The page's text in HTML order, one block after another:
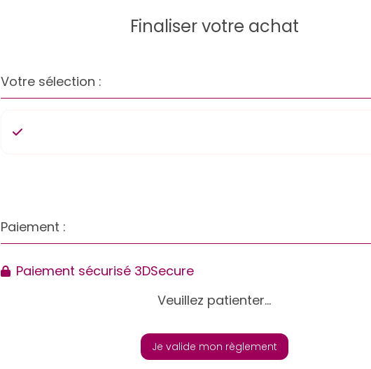
Finaliser votre achat
Votre sélection :
Paiement :
Paiement sécurisé 3DSecure
Veuillez patienter...
Je valide mon règlement